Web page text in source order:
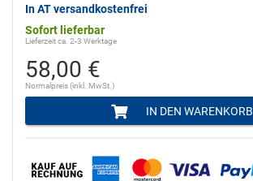
In AT versandkostenfrei
Sofort lieferbar
Lieferzeit ca. 2-3 Werktage
58,00 €
Normalpreis (inkl. MwSt.)
IN DEN WARENKORB